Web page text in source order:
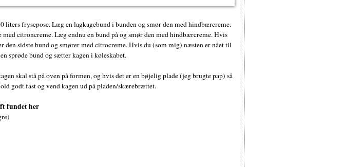
liters frysepose. Læg en lagkagebund i bunden og smør den med hindbærcreme.
citroncreme. Læg endnu en bund på og smør den med hindbærcreme. Hvis
den sidste bund og smører med citrocreme. Hvis du (som mig) næsten er nået til
sprøde bund og sætter kagen i køleskabet.
skal stå på oven på formen, og hvis det er en bøjelig plade (jeg brugte pap) så
godt fast og vend kagen ud på pladen/skærebrættet.
fundet her